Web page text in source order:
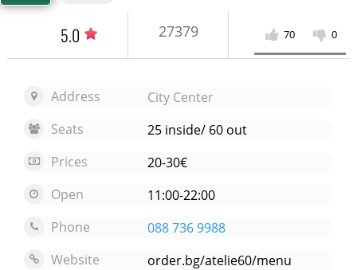
5.0 27379 70 0
Address
City Center
Seats
25 inside/ 60 out
Prices
20-30€
Open
11:00-22:00
Phone
088 736 9988
Website
order.bg/atelie60/menu